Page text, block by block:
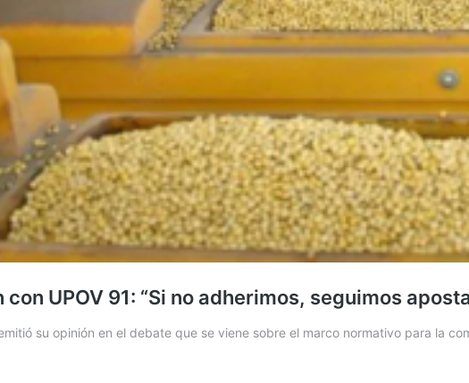
UPOV 91: “Si no adherimos, seguimos
su opinión en el debate que se viene sobre el marco normativo para la